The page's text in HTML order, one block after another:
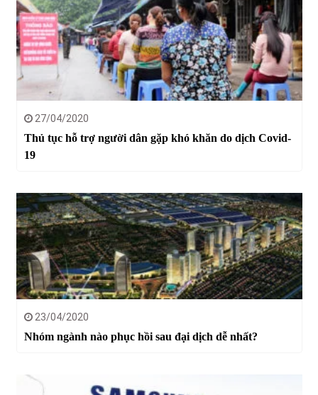
27/04/2020
Thủ tục hỗ trợ người dân gặp khó khăn do dịch Covid-
19
23/04/2020
Nhóm ngành nào phục hồi sau đại dịch dễ nhất?